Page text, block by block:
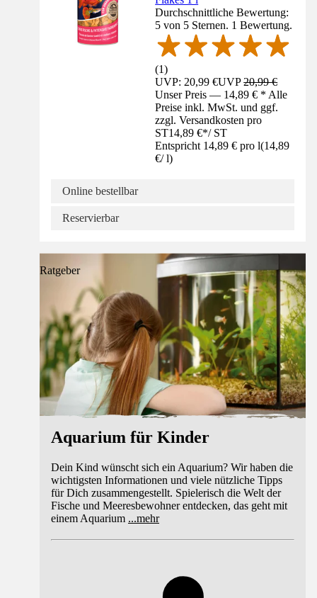
Durchschnittliche Bewertung:
5 von 5 Sternen. 1 Bewertung.
(1)
UVP: 20,99 €UVP20,99 €
Unser Preis — 14,89 € * Alle
Preise inkl. MwSt. und ggf.
zzgl. Versandkosten pro
ST14,89 €*/ ST
Entspricht 14,89 € pro l(14,89
€/ l)
Online bestellbar
Reservierbar
Ratgeber
Aquarium für Kinder
Dein Kind wünscht sich ein Aquarium? Wir haben die
wichtigsten Informationen und viele nützliche Tipps
für Dich zusammengestellt. Spielerisch die Welt der
Fische und Meeresbewohner entdecken, das geht mit
einem Aquarium ...mehr